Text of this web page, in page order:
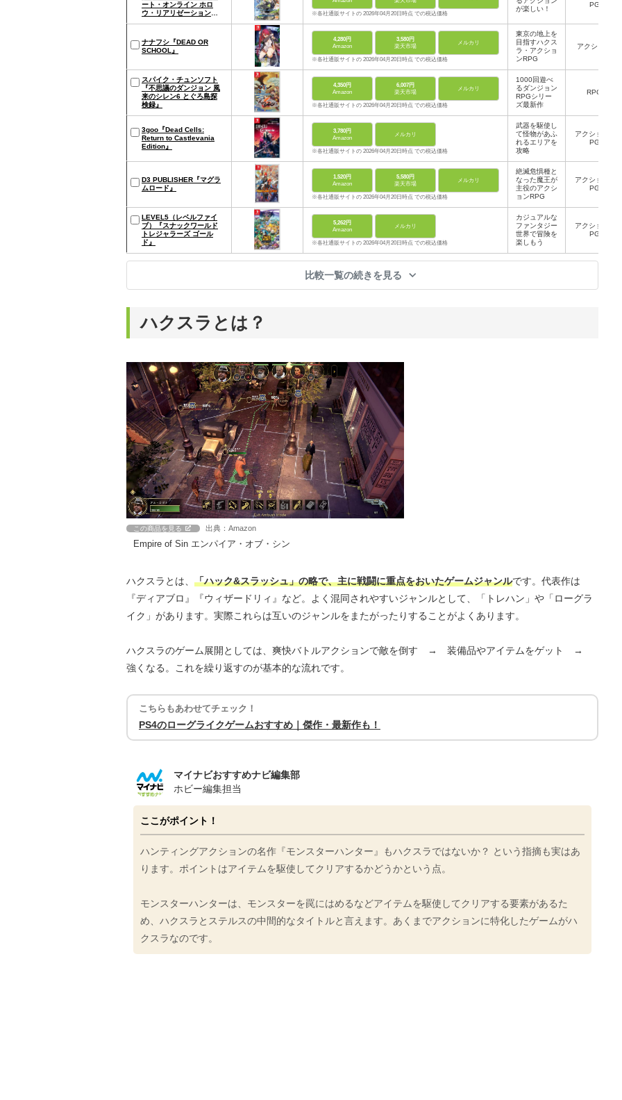
ート・オンライン ホロ
ウ・リアリゼーション
※各社通販サイトの 2026年04月20日時点 での税込価格
が楽しい！
PG
ナナフシ『DEAD OR
SCHOOL』
4,280円
Amazon
3,580円
楽天市場
メルカリ
※各社通販サイトの 2026年04月20日時点 での税込価格
東京の地上を
目指すハクス
ラ・アクショ
ンRPG
アクション
スパイク・チュンソフト
『不思議のダンジョン 風
来のシレン6 とぐろ島探
検録』
4,350円
Amazon
6,007円
楽天市場
メルカリ
※各社通販サイトの 2026年04月20日時点 での税込価格
1000回遊べ
るダンジョン
RPGシリー
ズ最新作
RPG
3goo『Dead Cells:
Return to Castlevania
Edition』
3,780円
Amazon
メルカリ
※各社通販サイトの 2026年04月20日時点 での税込価格
武器を駆使し
て怪物があふ
れるエリアを
攻略
アクションR
PG
D3 PUBLISHER『マグラ
ムロード』
1,520円
Amazon
5,580円
楽天市場
メルカリ
※各社通販サイトの 2026年04月20日時点 での税込価格
絶滅危惧種と
なった魔王が
主役のアクシ
ョンRPG
アクションR
PG
LEVEL5（レベルファイ
ブ）『スナックワールド
トレジャラーズ ゴール
ド』
5,262円
Amazon
メルカリ
※各社通販サイトの 2026年04月20日時点 での税込価格
カジュアルな
ファンタジー
世界で冒険を
楽しもう
アクションR
PG
比較一覧の続きを見る
ハクスラとは？
この商品を見る 出典：Amazon
Empire of Sin エンパイア・オブ・シン
ハクスラとは、 「ハック&スラッシュ」の略で、主に戦闘に重点をおいたゲームジャンルです。代表作は
『ディアブロ』『ウィザードリィ』など。よく混同されやすいジャンルとして、「トレハン」や「ローグラ
イク」があります。実際これらは互いのジャンルをまたがったりすることがよくあります。
ハクスラのゲーム展開としては、爽快バトルアクションで敵を倒す → 装備品やアイテムをゲット →
強くなる。これを繰り返すのが基本的な流れです。
こちらもあわせてチェック！
PS4のローグライクゲームおすすめ｜傑作・最新作も！
マイナビおすすめナビ編集部
ホビー編集担当
ここがポイント！
ハンティングアクションの名作『モンスターハンター』もハクスラではないか？ という指摘も実はあ
ります。ポイントはアイテムを駆使してクリアするかどうかという点。
モンスターハンターは、モンスターを罠にはめるなどアイテムを駆使してクリアする要素があるた
め、ハクスラとステルスの中間的なタイトルと言えます。あくまでアクションに特化したゲームがハ
クスラなのです。